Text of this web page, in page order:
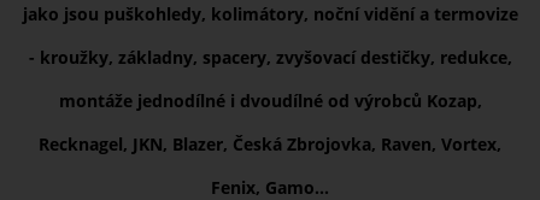
jako jsou puškohledy, kolimátory, noční vidění a termovize
- kroužky, základny, spacery, zvyšovací destičky, redukce,
montáže jednodílné i dvoudílné od výrobců Kozap,
Recknagel, JKN, Blazer, Česká Zbrojovka, Raven, Vortex,
Fenix, Gamo...